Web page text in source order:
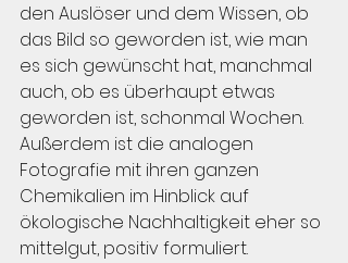
den Auslöser und dem Wissen, ob
das Bild so geworden ist, wie man
es sich gewünscht hat, manchmal
auch, ob es überhaupt etwas
geworden ist, schonmal Wochen.
Außerdem ist die analogen
Fotografie mit ihren ganzen
Chemikalien im Hinblick auf
ökologische Nachhaltigkeit eher so
mittelgut, positiv formuliert.